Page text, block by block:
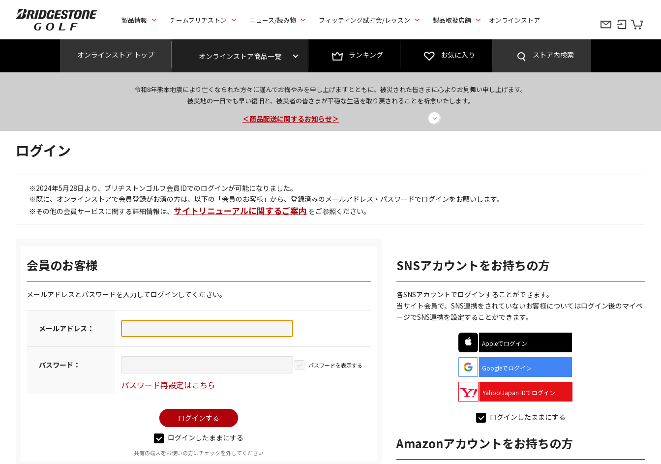
製品情報 チームブリヂストン ニュース/読み物 フィッティング試打会/レッスン 製品取扱店舗 オンラインストア
オンラインストア トップ オンラインストア商品一覧 ランキング お気に入り ストア内検索
令和8年熊本地震により亡くなられた方々に謹んでお悔やみを申し上げますとともに、被災された皆さまに心よりお見舞い申し上げます。
被災地の一日でも早い復旧と、被災者の皆さまが平穏な生活を取り戻されることを祈念いたします。
今なら新規会員登録で1,000円OFFクーポンプレゼント！
＜商品配送に関するお知らせ＞
＜夏季休暇中のご注文・発送・お問い合わせ＞
ログイン
※2024年5月28日より、ブリヂストンゴルフ会員IDでのログインが可能になりました。
※既に、オンラインストアで会員登録がお済の方は、以下の「会員のお客様」から、登録済みのメールアドレス・パスワードでログインをお願いします。
※その他の会員サービスに関する詳細情報は、 サイトリニューアルに関するご案内 をご参照ください。
会員のお客様
メールアドレスとパスワードを入力してログインしてください。
メールアドレス：
パスワード： パスワードを表示する
パスワード再設定はこちら
ログインしたままにする
共有の端末をお使いの方はチェックを外してください
SNSアカウントをお持ちの方
各SNSアカウントでログインすることができます。
当サイト会員で、SNS連携をされていないお客様についてはログイン後のマイペ
ージでSNS連携を設定することができます。
Appleでログイン
Googleでログイン
Yahoo!Japan IDでログイン
ログインしたままにする
Amazonアカウントをお持ちの方